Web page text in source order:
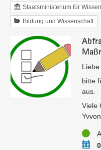
Staatsministerium für
Bildung und Wissenschaft
Liebe
bitte
aus.
Viele
Status